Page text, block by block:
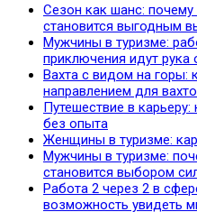
Сезон как шанс: почему
становится выгодным
Мужчины в туризме:
приключения идут рука
Вахта с видом на горы:
направлением для
Путешествие в карьеру:
без опыта
Женщины в туризме:
Мужчины в туризме:
становится выбором
Работа 2 через 2 в
возможность увидеть